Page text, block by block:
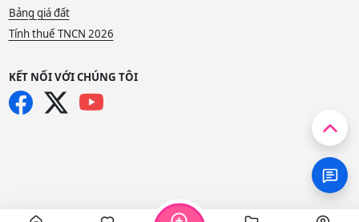
Bảng giá đất
Tính thuế TNCN 2026
KẾT NỐI VỚI CHÚNG TÔI